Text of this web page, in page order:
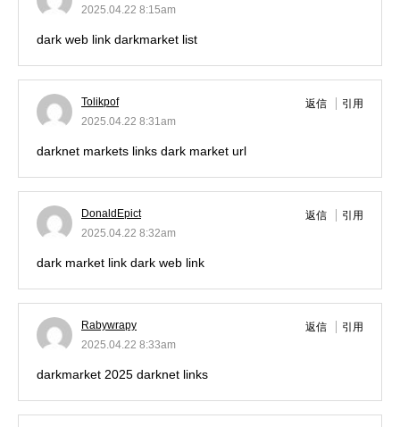
2025.04.22 8:15am
dark web link darkmarket list
Tolikpof
2025.04.22 8:31am
返信 引用
darknet markets links dark market url
DonaldEpict
2025.04.22 8:32am
返信 引用
dark market link dark web link
Rabywrapy
2025.04.22 8:33am
返信 引用
darkmarket 2025 darknet links